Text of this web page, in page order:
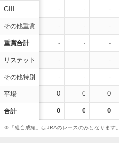
GIII
その他重賞
重賞合計
リステッド
その他特別
平場
合計
- - -
- - -
- - -
- - -
- - -
0 0 0
0 0 0
※「総合成績」はJRAのレースのみとなります。